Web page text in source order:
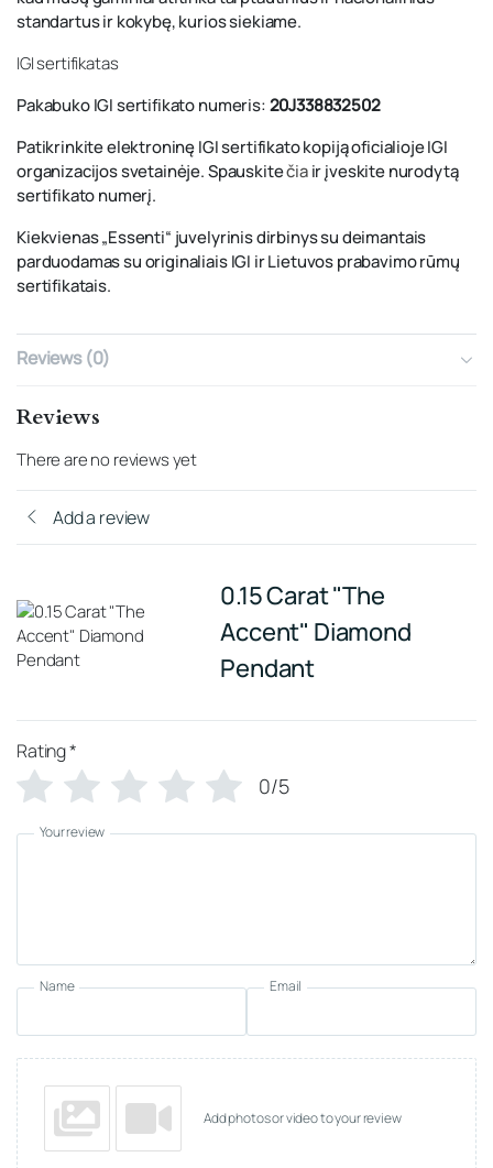
standartus ir kokybę, kurios siekiame.
IGI sertifikatas
Pakabuko IGI sertifikato numeris:20J338832502
Patikrinkite elektroninę IGI sertifikato kopiją oficialioje IGI
organizacijos svetainėje. Spauskitečiair įveskite nurodytą
sertifikato numerį.
Kiekvienas „Essenti“ juvelyrinis dirbinys su deimantais
parduodamas su originaliais IGI ir Lietuvos prabavimo rūmų
sertifikatais.
Reviews (0)
Reviews
There are no reviews yet
Add a review
0.15 Carat "The
Accent" Diamond
Pendant
Rating*
0/5
Your review
Name Email
Add photos or video to your review